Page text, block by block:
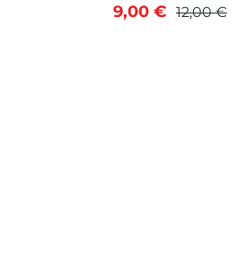
9,00 € 12,00 €